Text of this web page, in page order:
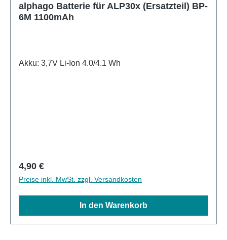
alphago Batterie für ALP30x (Ersatzteil) BP-
6M 1100mAh
Akku: 3,7V Li-Ion 4.0/4.1 Wh
Regulärer Preis:
4,90 €
Preise inkl. MwSt. zzgl. Versandkosten
In den Warenkorb